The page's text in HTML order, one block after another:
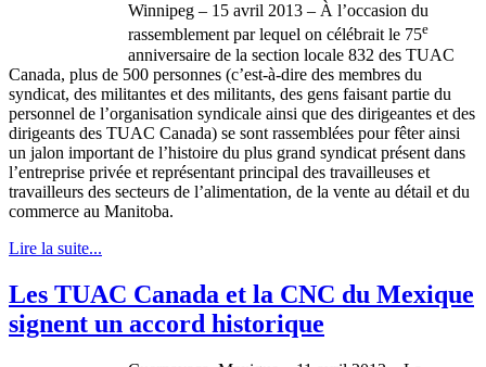
Winnipeg – 15 avril 2013 – À l’occasion du
rassemblement par lequel on célébrait le 75e
anniversaire de la section locale 832 des TUAC
Canada, plus de 500 personnes (c’est-à-dire des membres du
syndicat, des militantes et des militants, des gens faisant partie du
personnel de l’organisation syndicale ainsi que des dirigeantes et des
dirigeants des TUAC Canada) se sont rassemblées pour fêter ainsi
un jalon important de l’histoire du plus grand syndicat présent dans
l’entreprise privée et représentant principal des travailleuses et
travailleurs des secteurs de l’alimentation, de la vente au détail et du
commerce au Manitoba.
Lire la suite...
Les TUAC Canada et la CNC du Mexique
signent un accord historique